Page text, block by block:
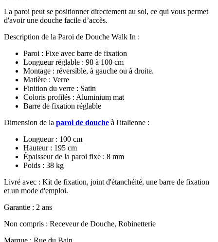
La paroi peut se positionner directement au sol, ce qui vous permet
d'avoir une douche facile d’accès.
Description de la Paroi de Douche Walk In :
Paroi : Fixe avec barre de fixation
Longueur réglable : 98 à 100 cm
Montage : réversible, à gauche ou à droite.
Matière : Verre
Finition du verre : Satin
Coloris profilés : Aluminium mat
Barre de fixation réglable
Dimension de la paroi de douche à l'italienne :
Longueur : 100 cm
Hauteur : 195 cm
Épaisseur de la paroi fixe : 8 mm
Poids : 38 kg
Livré avec : Kit de fixation, joint d'étanchéité, une barre de fixation
et un mode d'emploi.
Garantie : 2 ans
Non compris : Receveur de Douche, Robinetterie